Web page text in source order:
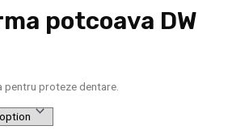
potcoava DW
pentru proteze dentare.